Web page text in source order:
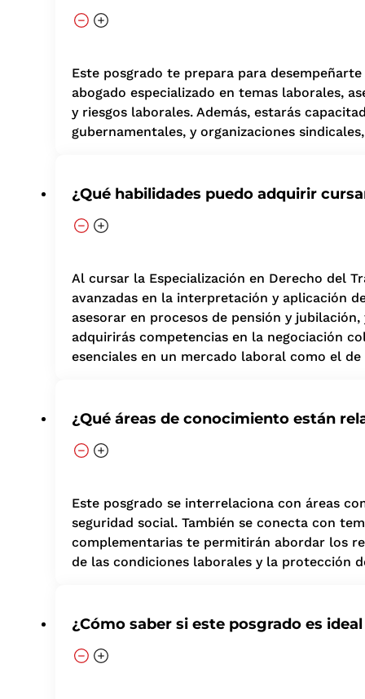
Este posgrado te prepara para
abogado especializado en temas laborales,
y riesgos laborales. Además, estarás
gubernamentales, y organizaciones
¿Qué habilidades puedo adquirir
Al cursar la Especialización en Derecho del
avanzadas en la interpretación y aplicación
asesorar en procesos de pensión y
adquirirás competencias en la negociación
esenciales en un mercado laboral como el de
¿Qué áreas de conocimiento están
Este posgrado se interrelaciona con áreas
seguridad social. También se conecta con
complementarias te permitirán abordar los
de las condiciones laborales y la protección
¿Cómo saber si este posgrado es